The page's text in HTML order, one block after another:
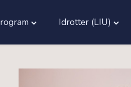
"Våra
program"
Idrotter (LIU)